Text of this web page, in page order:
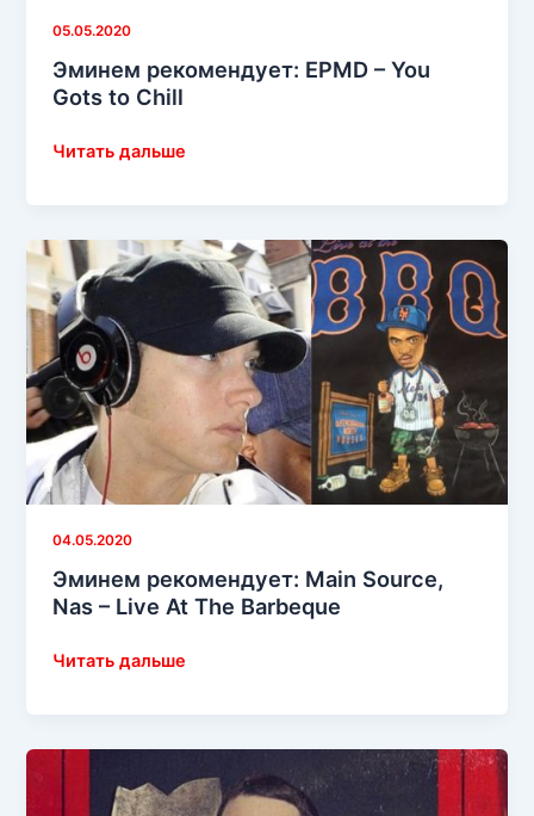
05.05.2020
Эминем рекомендует: EPMD – You
Gots to Chill
Эминем
–
You
Gots
to
Chill
Читать дальше
04.05.2020
Эминем рекомендует: Main Source,
Nas – Live At The Barbeque
Эминем
Source,
Читать дальше